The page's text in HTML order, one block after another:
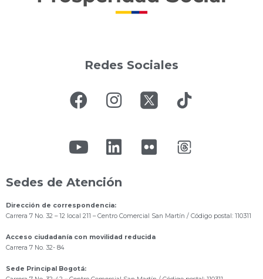
Redes Sociales
Sedes de Atención
Dirección de correspondencia:
Carrera 7 No. 32 – 12 local 211 – Centro Comercial San Martín / Código postal: 110311
Acceso ciudadanía con movilidad reducida
Carrera 7 No. 32- 84
Sede Principal Bogotá: